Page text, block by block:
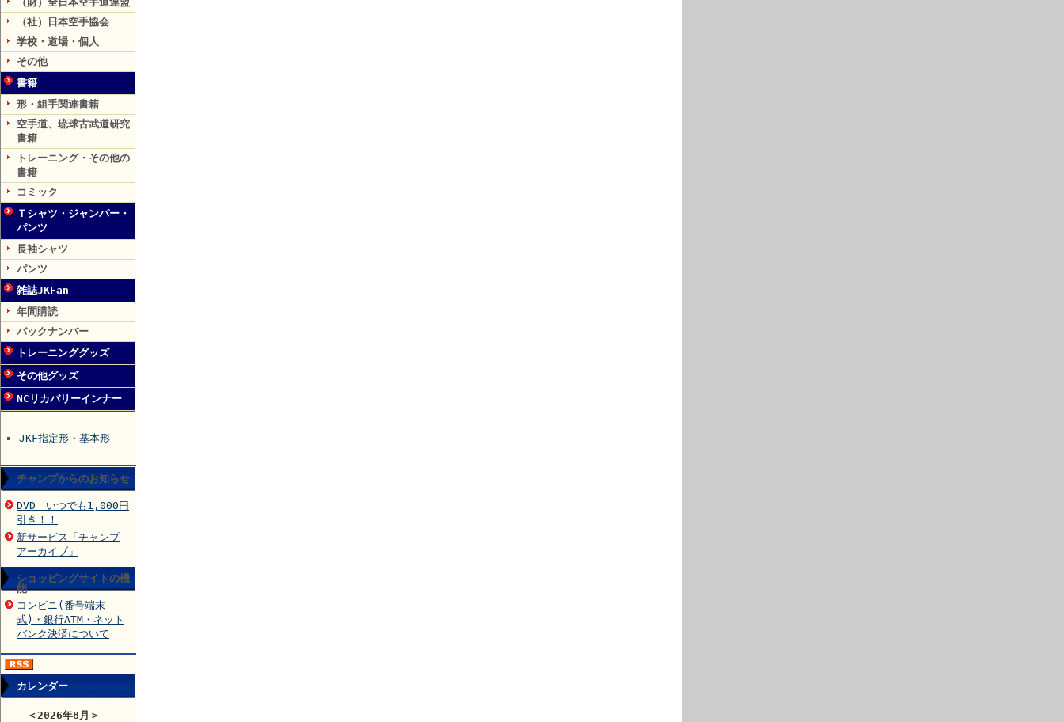
（社）日本空手協会
学校・道場・個人
その他
書籍
形・組手関連書籍
空手道、琉球古武道研究
書籍
トレーニング・その他の
書籍
コミック
Ｔシャツ・ジャンパー・
パンツ
長袖シャツ
パンツ
雑誌JKFan
年間購読
バックナンバー
トレーニンググッズ
その他グッズ
NCリカバリーインナー
JKF指定形・基本形
チャンプからのお知らせ
DVD いつでも1,000円
引き！！
新サービス「チャンプ
アーカイブ」
ショッピングサイトの機
能
コンビニ(番号端末
式)・銀行ATM・ネット
バンク決済について
カレンダー
＜ 2026年8月 ＞